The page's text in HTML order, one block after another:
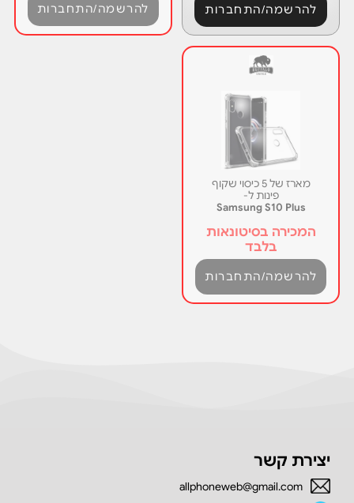
להרשמה/התחברות להרשמה/התחברות
מארז של 5 כיסוי שקוף
פינות ל-
Samsung S10 Plus
המכירה בסיטונאות
בלבד
להרשמה/התחברות
יצירת קשר
allphoneweb@gmail.com